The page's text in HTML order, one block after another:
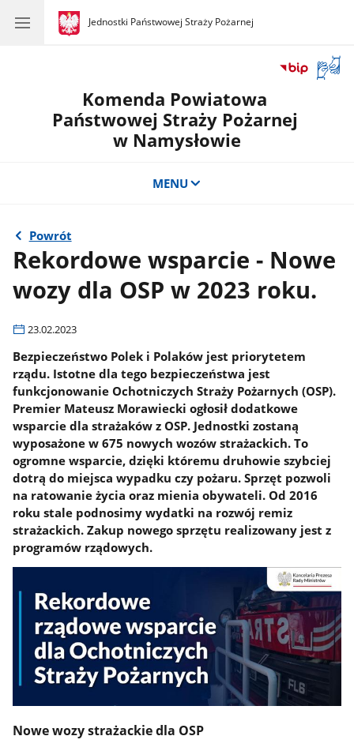
gov.pl
Jednostki Państwowej Straży Pożarnej
gov.pl
Jednostki
okno
Komenda Powiatowa
Państwowej Straży Pożarnej
w Namysłowie
MENU
Powrót
Rekordowe wsparcie - Nowe
wozy dla OSP w 2023 roku.
23.02.2023
Bezpieczeństwo Polek i Polaków jest priorytetem
rządu. Istotne dla tego bezpieczeństwa jest
funkcjonowanie Ochotniczych Straży Pożarnych (OSP).
Premier Mateusz Morawiecki ogłosił dodatkowe
wsparcie dla strażaków z OSP. Jednostki zostaną
wyposażone w 675 nowych wozów strażackich. To
ogromne wsparcie, dzięki któremu druhowie szybciej
dotrą do miejsca wypadku czy pożaru. Sprzęt pozwoli
na ratowanie życia oraz mienia obywateli. Od 2016
roku stale podnosimy wydatki na rozwój remiz
strażackich. Zakup nowego sprzętu realizowany jest z
programów rządowych.
Nowe wozy strażackie dla OSP